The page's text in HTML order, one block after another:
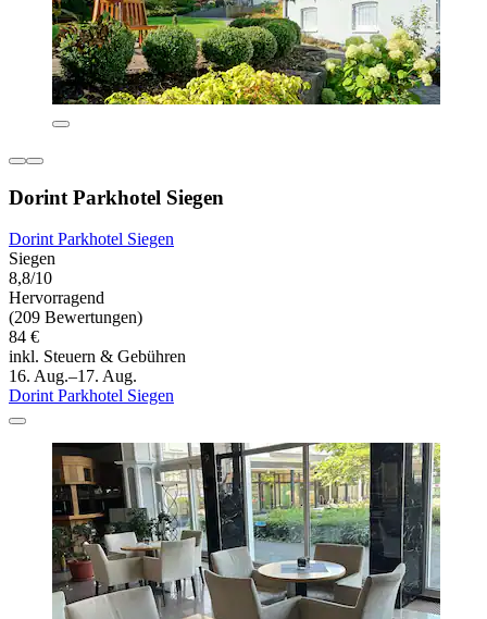
Dorint Parkhotel Siegen
Dorint Parkhotel Siegen
Siegen
8,8/10
Hervorragend
(209 Bewertungen)
84 €
inkl. Steuern & Gebühren
16. Aug.–17. Aug.
Dorint Parkhotel Siegen